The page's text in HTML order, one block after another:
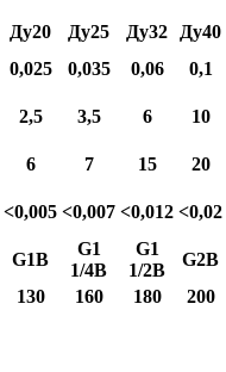
Ду20 Ду25 Ду32 Ду40
0,025 0,035 0,06
0,1
2,5 3,5 6
10
6 7 15
20
<0,005 <0,007 <0,012 <0,02
G1B
G1
1/4B
G1
1/2B
G2B
130 160 180 200